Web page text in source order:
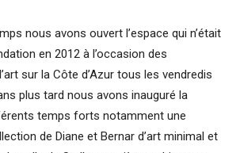
nous avons ouvert l’espace qui n’était
en 2012 à l’occasion des
sur la Côte d’Azur tous les vendredis
plus tard nous avons inauguré la
temps forts notamment une
de Diane et Bernar d’art minimal et